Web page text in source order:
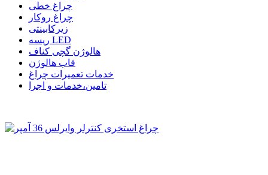
چراغ خطی
چراغ روکار
زیرکابینتی
ریسه LED
هالوژن گچی کناف
قاب هالوژن
خدمات تعمیرات چراغ
تامین،خدمات و اجرا